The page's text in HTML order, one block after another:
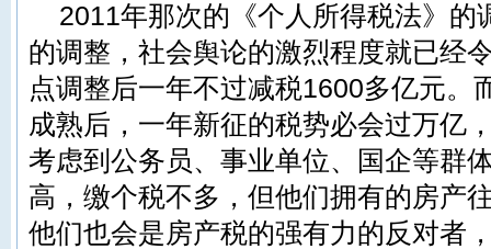
2011年那次的《个人所得税法》的
的调整，社会舆论的激烈程度就已经
点调整后一年不过减税1600多亿元。
成熟后，一年新征的税势必会过万亿
考虑到公务员、事业单位、国企等群
高，缴个税不多，但他们拥有的房产
他们也会是房产税的强有力的反对者